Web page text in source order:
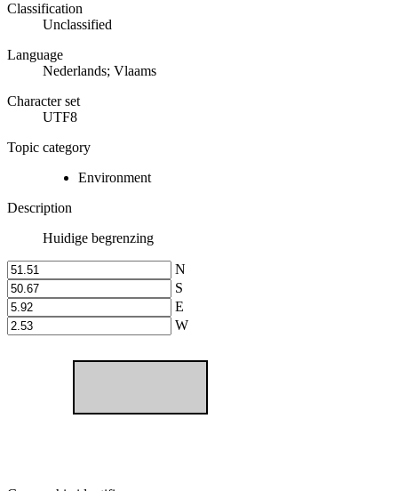
Classification
Unclassified
Language
Nederlands; Vlaams
Character set
UTF8
Topic category
Environment
Description
Huidige begrenzing
N
S
E
W